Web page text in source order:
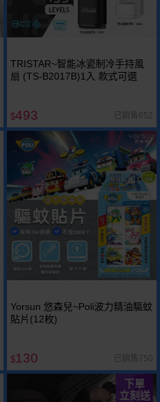
TRISTAR~智能冰瓷制冷手持風
扇 (TS-B2017B)1入 款式可選
$493 已銷售652
Yorsun 悠森兒~Poli波力精油驅蚊
貼片(12枚)
$130 已銷售750
下單
立刻送